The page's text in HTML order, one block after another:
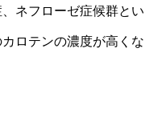
ネフローゼ症候群と
ロテンの濃度が高く